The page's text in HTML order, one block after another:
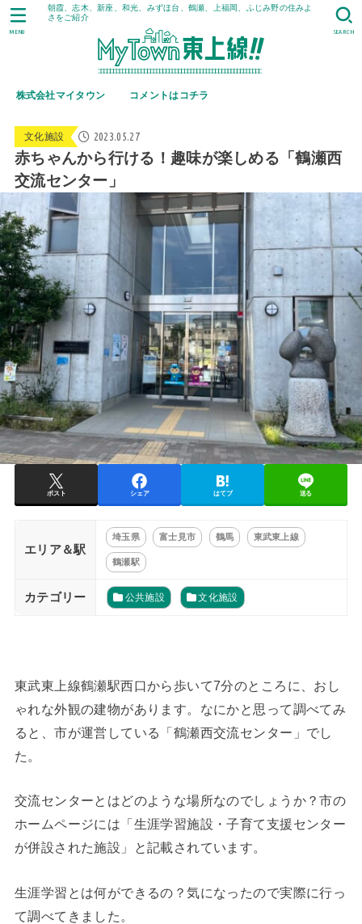
朝霞、志木、新座、和光、みずほ台、鶴瀬、上福岡、ふじみ野の住みよ
さをご紹介
株式会社マイタウン コメントはコチラ
SEARCH
MENU
文化施設 2023.05.27
赤ちゃんから行ける！趣味が楽しめる「鶴瀬西
交流センター」
ポスト シェア はてブ 送る
エリア＆駅
埼玉県 富士見市 鶴馬 東武東上線
鶴瀬駅
カテゴリー 公共施設 文化施設
東武東上線鶴瀬駅西口から歩いて7分のところに、おし
ゃれな外観の建物があります。なにかと思って調べてみ
ると、市が運営している「鶴瀬西交流センター」でし
た。
交流センターとはどのような場所なのでしょうか？市の
ホームページには「生涯学習施設・子育て支援センター
が併設された施設」と記載されています。
生涯学習とは何ができるの？気になったので実際に行っ
て調べてきました。